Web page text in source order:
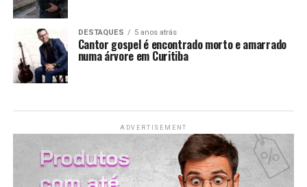
DESTAQUES 5 anos atrás
Cantor gospel é encontrado morto e amarrado
numa árvore em Curitiba
ADVERTISEMENT